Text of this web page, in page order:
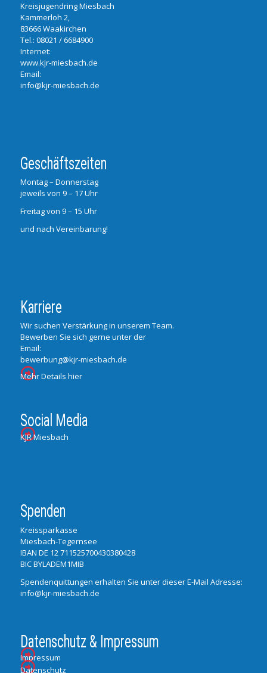
Kreisjugendring Miesbach
Kammerloh 2,
83666 Waakirchen
Tel.: 08021 / 6684900
Internet:
www.kjr-miesbach.de
Email:
info@kjr-miesbach.de
Geschäftszeiten
Montag – Donnerstag
jeweils von 9 – 17 Uhr
Freitag von 9 – 15 Uhr
und nach Vereinbarung!
Karriere
Wir suchen Verstärkung in unserem Team.
Bewerben Sie sich gerne unter der
Email:
bewerbung@kjr-miesbach.de
Mehr Details hier
Social Media
KJR Miesbach
Spenden
Kreissparkasse
Miesbach-Tegernsee
IBAN DE 12 711525700430380428
BIC BYLADEM1MIB
Spendenquittungen erhalten Sie unter dieser E-Mail Adresse:
info@kjr-miesbach.de
Datenschutz & Impressum
Impressum
Datenschutz